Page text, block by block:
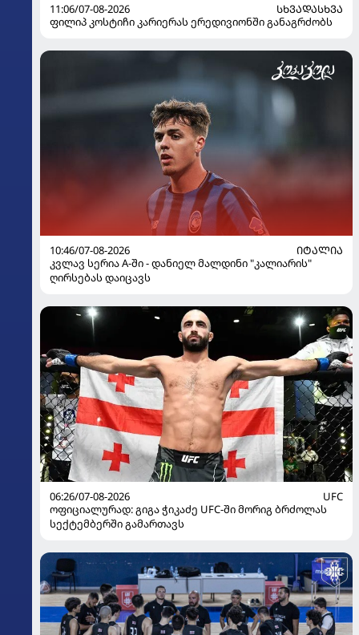
11:06/07-08-2026
ᲡᲮᲕᲐᲓᲐᲡᲮᲕᲐ
ფილიპ კოსტიჩი კარიერას ერედივიონში განაგრძობს
10:46/07-08-2026
ᲘᲢᲐᲚᲘᲐ
კვლავ სერია A-ში - დანიელ მალდინი "კალიარის"
ღირსებას დაიცავს
06:26/07-08-2026
UFC
ოფიციალურად: გიგა ჭიკაძე UFC-ში მორიგ ბრძოლას
სექტემბერში გამართავს